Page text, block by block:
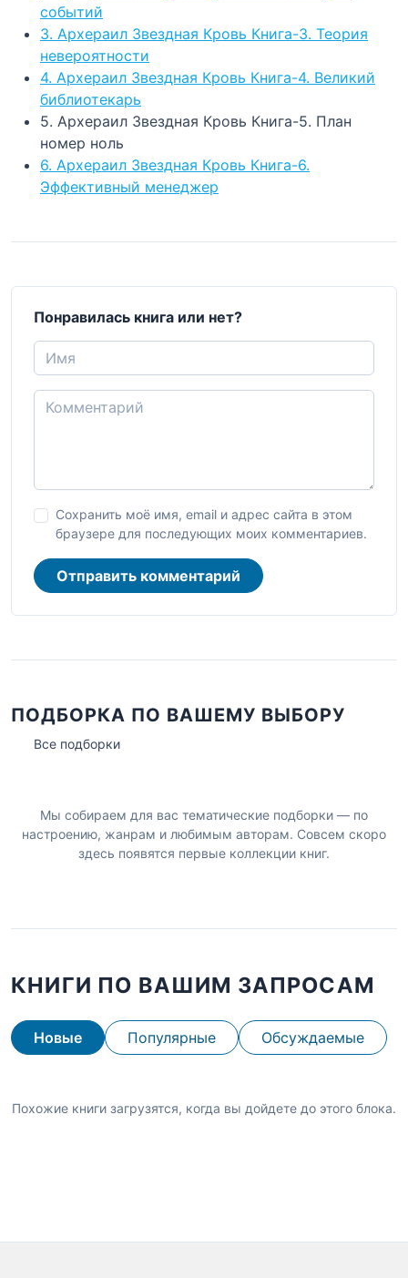
событий
3. Архераил Звездная Кровь Книга-3. Теория
невероятности
4. Архераил Звездная Кровь Книга-4. Великий
библиотекарь
5. Архераил Звездная Кровь Книга-5. План
номер ноль
6. Архераил Звездная Кровь Книга-6.
Эффективный менеджер
Понравилась книга или нет?
Сохранить моё имя, email и адрес сайта в этом
браузере для последующих моих комментариев.
Отправить комментарий
ПОДБОРКА ПО ВАШЕМУ ВЫБОРУ
Все подборки
Мы собираем для вас тематические подборки — по
настроению, жанрам и любимым авторам. Совсем скоро
здесь появятся первые коллекции книг.
КНИГИ ПО ВАШИМ ЗАПРОСАМ
Новые Популярные Обсуждаемые
Похожие книги загрузятся, когда вы дойдете до этого блока.